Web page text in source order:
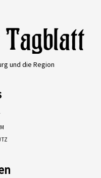
und die Region